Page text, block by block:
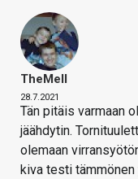
TheMeII
28.7.2021
Tän pitäis varmaan
jäähdytin.
olemaan
kiva testi